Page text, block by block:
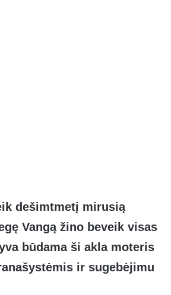
dešimtmetį mirusią
Vangą žino beveik visas
būdama ši akla moteris
ir sugebėjimu